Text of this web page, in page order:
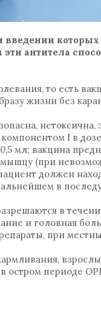
которых
антитела
то есть
жизни без
I в
мл; вакцина
(при
должен
в
в
и головная
при
остром периоде